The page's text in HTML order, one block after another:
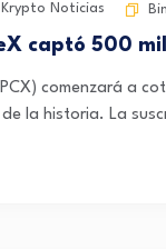
Krypto Noticias
captó 500
comenzará a
la historia. La